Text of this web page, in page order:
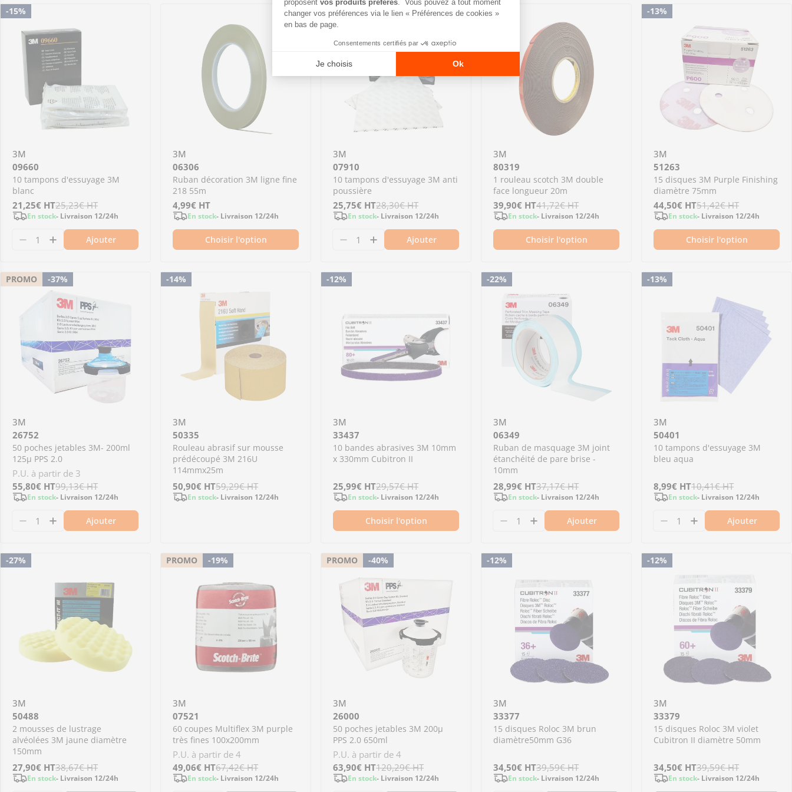
-15%
3M
09660
10 tampons d'essuyage 3M
blanc
Prix
vente
21,25€ HT
Prix
25,23€HT
En stock- Livraison 12/24h
Diminuer la quantité pour 09660 - 10 tampons d&#39;essuyage 3M blanc
Augmenter la quantité pour 09660 - 10 tampons d&#39;essuyage 3M blanc
Ajouter
3M
06306
Ruban décoration 3M ligne fine
218 55m
Prix
régulier
4,99€ HT
En stock- Livraison 12/24h
Choisir l'option
-9%
3M
07910
10 tampons d'essuyage 3M anti
poussière
Prix
vente
25,75€ HT
Prix
28,30€HT
En stock- Livraison 12/24h
Diminuer la quantité pour 07910 - 10 tampons d&#39;essuyage 3M anti poussière
Augmenter la quantité pour 07910 - 10 tampons d&#39;essuyage 3M anti
Ajouter
-4%
3M
80319
1 rouleau scotch 3M double
face longueur 20m
Prix
de
vente
39,90€ HT
Prix
régulier
41,72€HT
En stock- Livraison 12/24h
Choisir l'option
-13%
3M
51263
15 disques 3M Purple Finishing
diamètre 75mm
Prix
de
vente
44,50€ HT
Prix
régulier
51,42€HT
En stock- Livraison 12/24h
Choisir l'option
PROMO -37%
3M
26752
50 poches jetables 3M- 200ml
125µ PPS 2.0
P.U. à partir de 3
Prix
vente
55,80€ HT
Prix
99,13€HT
En stock- Livraison 12/24h
Diminuer la quantité pour 26752 - 50 poches jetables 3M- 200ml 125µ PPS 2.0
Augmenter la quantité pour 26752 - 50 poches jetables 3M- 200ml 125µ PPS 2.0
Ajouter
-14%
3M
50335
Rouleau abrasif sur mousse
prédécoupé 3M 216U
114mmx25m
Prix
50,90€ HT
Prix
59,29€HT
En stock- Livraison 12/24h
-12%
3M
33437
10 bandes abrasives 3M 10mm
x 330mm Cubitron II
Prix
de
vente
25,99€ HT
Prix
régulier
29,57€HT
En stock- Livraison 12/24h
Choisir l'option
-22%
3M
06349
Ruban de masquage 3M joint
étanchéité de pare brise -
10mm
Prix
vente
28,99€ HT
Prix
37,17€HT
En stock- Livraison 12/24h
Diminuer la quantité pour 06349 - Ruban de
Augmenter la quantité pour 06349 - Ruban de
Ajouter
-13%
3M
50401
10 tampons d'essuyage 3M
bleu aqua
Prix
vente
8,99€ HT
Prix
10,41€HT
En stock- Livraison 12/24h
Diminuer la quantité
Augmenter la
Ajouter
-27%
3M
50488
2 mousses de lustrage
alvéolées 3M jaune diamètre
150mm
Prix
27,90€ HT
Prix
38,67€HT
En stock- Livraison 12/24h
PROMO -19%
3M
07521
60 coupes Multiflex 3M purple
très fines 100x200mm
P.U. à partir de 4
Prix
49,06€ HT
Prix
67,42€HT
En stock- Livraison 12/24h
PROMO -40%
3M
26000
50 poches jetables 3M 200µ
PPS 2.0 650ml
P.U. à partir de 4
Prix
63,90€ HT
Prix
120,29€HT
En stock- Livraison 12/24h
-12%
3M
33377
15 disques Roloc 3M brun
diamètre50mm G36
Prix
34,50€ HT
Prix
39,59€HT
En stock- Livraison 12/24h
-12%
3M
33379
15 disques Roloc 3M violet
Cubitron II diamètre 50mm
Prix
34,50€ HT
Prix
39,59€HT
En stock- Livraison 12/24h